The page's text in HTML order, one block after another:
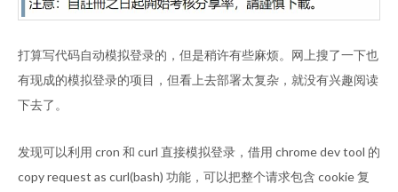
打算写代码自动模拟登录的，但是稍许有些麻烦。网上搜了一下也
有现成的模拟登录的项目，但看上去部署太复杂，就没有兴趣阅读
下去了。
发现可以利用 cron 和 curl 直接模拟登录，借用 chrome dev tool 的
copy request as curl(bash) 功能，可以把整个请求包含 cookie 复